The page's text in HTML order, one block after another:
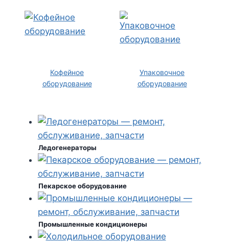
Кофейное
оборудование
Упаковочное
оборудование
Ледогенераторы
Пекарское оборудование
Промышленные кондиционеры